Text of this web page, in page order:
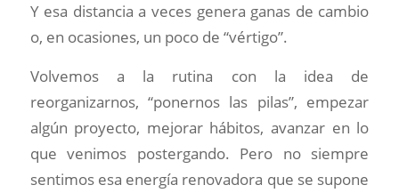
Y esa distancia a veces genera ganas de cambio
o, en ocasiones, un poco de “vértigo”.
Volvemos a la rutina con la idea de
reorganizarnos, “ponernos las pilas”, empezar
algún proyecto, mejorar hábitos, avanzar en lo
que venimos postergando. Pero no siempre
sentimos esa energía renovadora que se supone